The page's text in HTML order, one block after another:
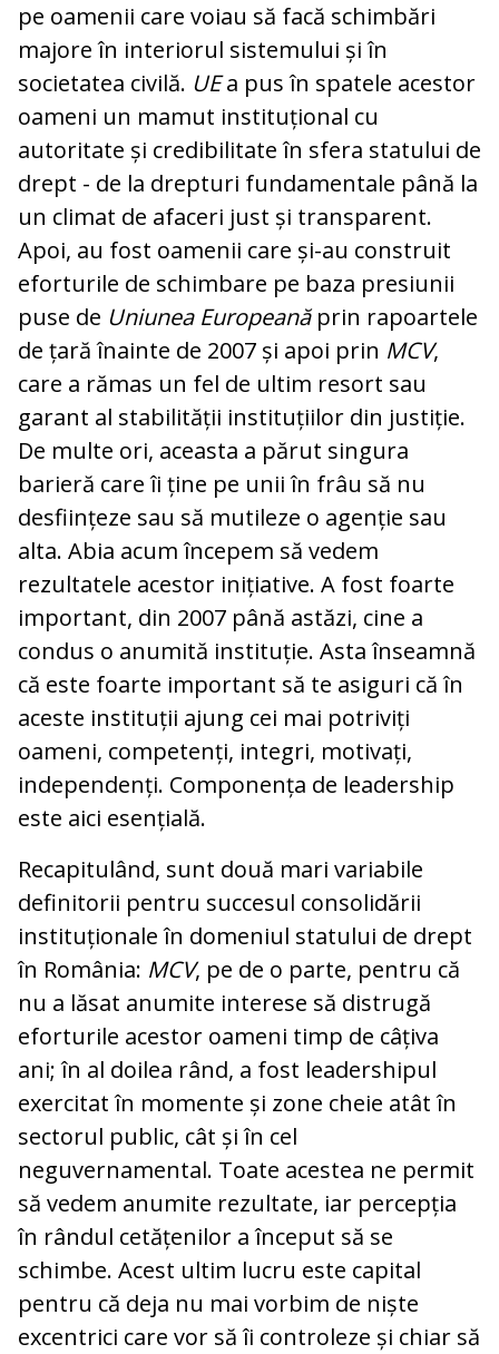
pe oamenii care voiau să facă schimbări
majore în interiorul sistemului și în
societatea civilă. UEa pus în spatele acestor
oameni un mamut instituțional cu
autoritate și credibilitate în sfera statului de
drept - de la drepturi fundamentale până la
un climat de afaceri just și transparent.
Apoi, au fost oamenii care și-au construit
eforturile de schimbare pe baza presiunii
puse de Uniunea Europeanăprin rapoartele
de țară înainte de 2007 și apoi prin MCV,
care a rămas un fel de ultim resort sau
garant al stabilității instituțiilor din justiție.
De multe ori, aceasta a părut singura
barieră care îi ține pe unii în frâu să nu
desființeze sau să mutileze o agenție sau
alta. Abia acum începem să vedem
rezultatele acestor inițiative. A fost foarte
important, din 2007 până astăzi, cine a
condus o anumită instituție. Asta înseamnă
că este foarte important să te asiguri că în
aceste instituții ajung cei mai potriviți
oameni, competenți, integri, motivați,
independenți. Componența de leadership
este aici esențială.
Recapitulând, sunt două mari variabile
definitorii pentru succesul consolidării
instituționale în domeniul statului de drept
în România: MCV, pe de o parte, pentru că
nu a lăsat anumite interese să distrugă
eforturile acestor oameni timp de câțiva
ani; în al doilea rând, a fost leadershipul
exercitat în momente și zone cheie atât în
sectorul public, cât și în cel
neguvernamental. Toate acestea ne permit
să vedem anumite rezultate, iar percepția
în rândul cetățenilor a început să se
schimbe. Acest ultim lucru este capital
pentru că deja nu mai vorbim de niște
excentrici care vor să îi controleze și chiar să